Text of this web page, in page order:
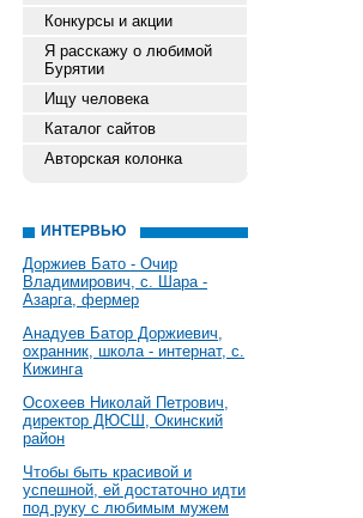
Конкурсы и акции
Я расскажу о любимой
Бурятии
Ищу человека
Каталог сайтов
Авторская колонка
ИНТЕРВЬЮ
Доржиев Бато - Очир
Владимирович, с. Шара -
Азарга, фермер
Анадуев Батор Доржиевич,
охранник, школа - интернат, с.
Кижинга
Осохеев Николай Петрович,
директор ДЮСШ, Окинский
район
Чтобы быть красивой и
успешной, ей достаточно идти
под руку с любимым мужем